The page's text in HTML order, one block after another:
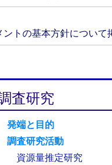
トの基本方針につい
査研究
発端と目的
調査研究活動
資源量推定研究